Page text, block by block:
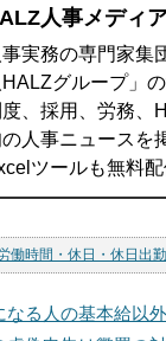
人事メディ
事実務の専門家集
HALZグループ」
、採用、労務、
人事ニュースを
ツールも無料配
働時間・休日・休日出勤
なる人の基本給以